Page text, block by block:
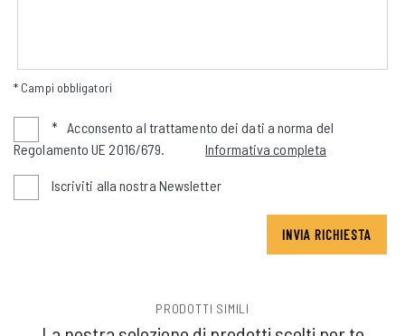
* Campi obbligatori
* Acconsento al trattamento dei dati a norma del
Regolamento UE 2016/679.
Informativa completa
Iscriviti alla nostra Newsletter
INVIA RICHIESTA
PRODOTTI SIMILI